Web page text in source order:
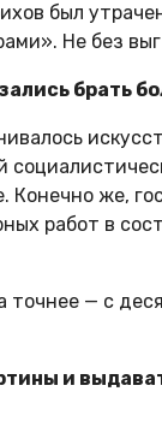
был
Не без
брать
Конечно же,
работ в
— с
и